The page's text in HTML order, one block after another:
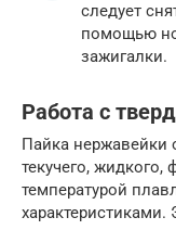
следует
помощью
зажигалки.
Работа с
Пайка нержавейки
текучего,
температурой